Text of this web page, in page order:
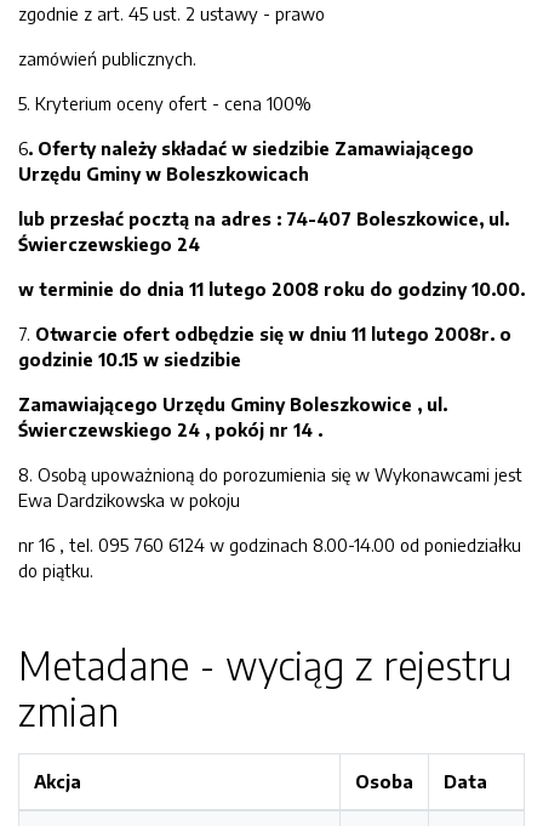
zgodnie z art. 45 ust. 2 ustawy - prawo
zamówień publicznych.
5. Kryterium oceny ofert - cena 100%
6. Oferty należy składać w siedzibie Zamawiającego
Urzędu Gminy w Boleszkowicach
lub przesłać pocztą na adres : 74-407 Boleszkowice, ul.
Świerczewskiego 24
w terminie do dnia 11 lutego 2008 roku do godziny 10.00.
7. Otwarcie ofert odbędzie się w dniu 11 lutego 2008r. o
godzinie 10.15 w siedzibie
Zamawiającego Urzędu Gminy Boleszkowice , ul.
Świerczewskiego 24 , pokój nr 14 .
8. Osobą upoważnioną do porozumienia się w Wykonawcami jest
Ewa Dardzikowska w pokoju
nr 16 , tel. 095 760 6124 w godzinach 8.00-14.00 od poniedziałku
do piątku.
Metadane - wyciąg z rejestru
zmian
Akcja Osoba Data